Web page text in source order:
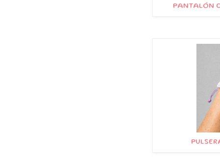
PANTALÓN